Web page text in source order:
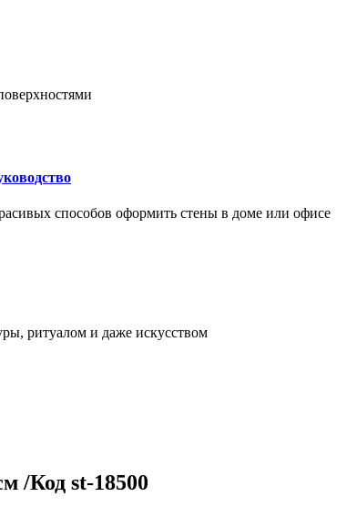
способов оформить стены в доме или офисе
ритуалом и даже искусством
/Код st-18500